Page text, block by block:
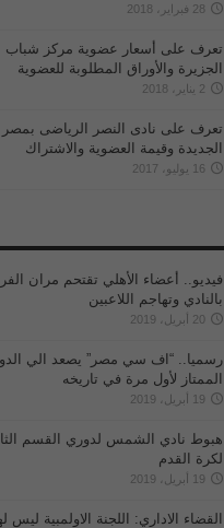
28 فبراير، 2018
تعرف على أسعار عضوية مركز شباب
الجزيرة والأوراق المطلوبة للعضوية
2 يناير، 2018
تعرف على نادى النصر الرياضى بمصر
الجديدة وقيمة العضوية والاشتراك
16 يوليو، 2017
فيديو.. أعضاء الأهلي تقتحم مران
بالنادي وتهاجم اللاعبين
20 أبريل، 2019
رسميا.. “اف سي مصر” يصعد الي
الممتاز لأول مرة في تاريخه
19 أبريل، 2019
هبوط نادي الشمس لدوري القسم
لكرة القدم
19 أبريل، 2019
القضاء الاداري: اللجنة الاولمبية ليس